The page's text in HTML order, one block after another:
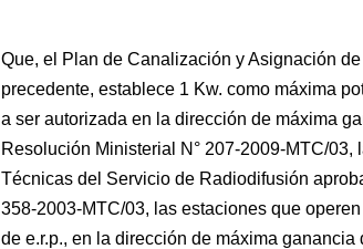
Que, el Plan de Canalización y Asignación
precedente, establece 1 Kw. como máxima
a ser autorizada en la dirección de máxima
Resolución Ministerial N° 207-2009-MTC/
Técnicas del Servicio de Radiodifusión
358-2003-MTC/03, las estaciones que
de e.r.p., en la dirección de máxima